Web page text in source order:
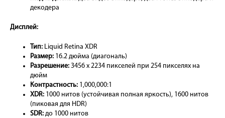
декодера
Дисплей:
Тип: Liquid Retina XDR
Размер: 16.2 дюйма (диагональ)
Разрешение: 3456 x 2234 пикселей при 254 пикселях на
дюйм
Контрастность: 1,000,000:1
XDR: 1000 нитов (устойчивая полная яркость), 1600 нитов
(пиковая для HDR)
SDR: до 1000 нитов